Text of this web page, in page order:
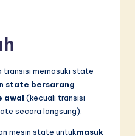
transisi memasuki state
state bersarang
awal (kecuali transisi
secara langsung).
mesin state untukmasuk